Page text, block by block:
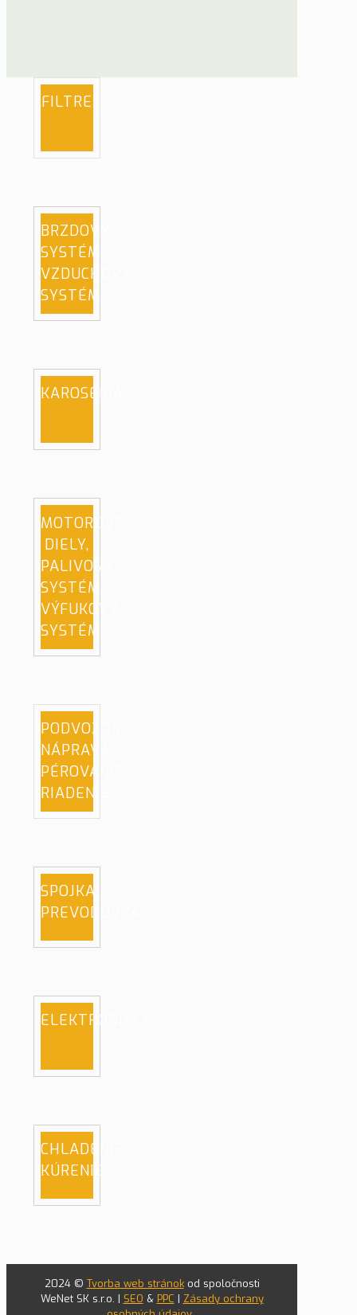
FILTRE
BRZDOVÝ
SYSTÉM,
VZDUCHOVÝ
SYSTÉM
KAROSÉRIA
MOTOROVÉ
DIELY,
PALIVOVÝ
SYSTÉM,
VÝFUKOVÝ
SYSTÉM
PODVOZOK,
NÁPRAVA,
PÉROVANIE,
RIADENIE
SPOJKA,
PREVODOVKA
ELEKTRODIELY
CHLADENIE,
KÚRENIE
2024 © Tvorba web stránokod spoločnosti
WeNet SK s.r.o. | SEO & PPC | Zásady ochrany